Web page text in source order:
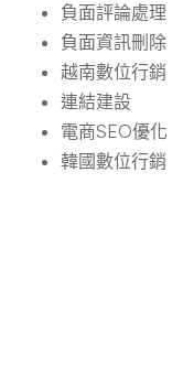
負面評論處理
負面資訊刪除
越南數位行銷
連結建設
電商SEO優化
韓國數位行銷